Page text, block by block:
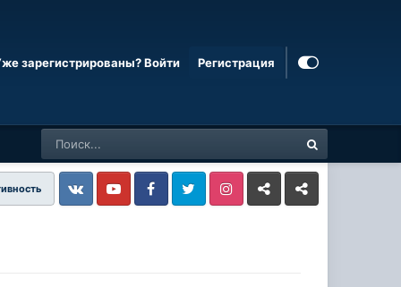
зарегистрированы? Войти Регистрация
VkontakteYouTube FacebookTwitter InstagramLivejournalOdnoklassniki